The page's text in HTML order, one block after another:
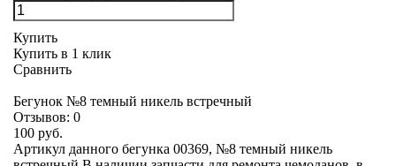
Купить
Купить в 1 клик
Сравнить
Бегунок №8 темный никель встречный
Отзывов: 0
100 руб.
Артикул данного бегунка 00369, №8 темный никель